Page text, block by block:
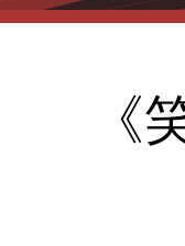
《